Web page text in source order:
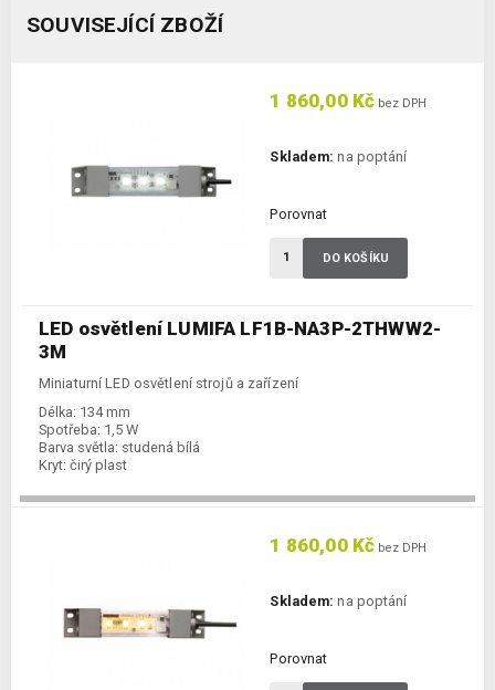
SOUVISEJÍCÍ ZBOŽÍ
LED osvětlení LUMIFA LF1B-NA3P-2THWW2-
3M
Miniaturní LED osvětlení strojů a zařízení
Délka: 134 mm
Spotřeba: 1,5 W
Barva světla: studená bílá
Kryt: čirý plast
1 860,00 Kč bez DPH
Skladem: na poptání
Porovnat
DO KOŠÍKU
1 860,00 Kč bez DPH
Skladem: na poptání
Porovnat